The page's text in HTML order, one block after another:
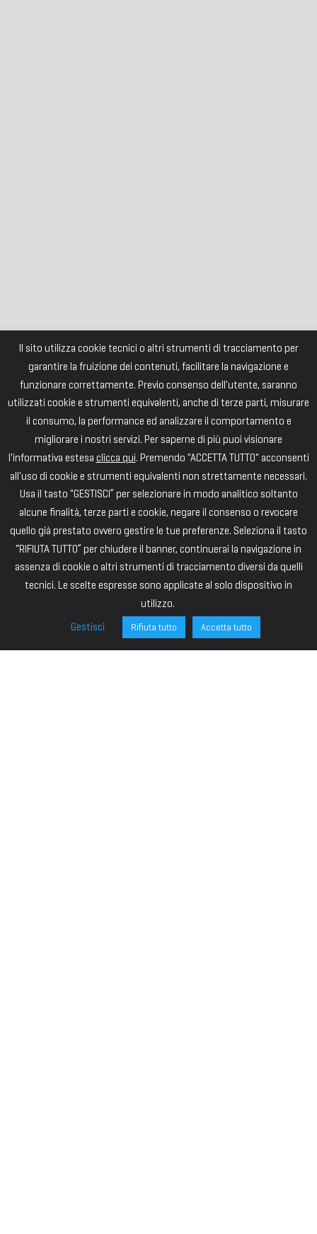
Il sito utilizza cookie tecnici o altri strumenti di tracciamento per
garantire la fruizione dei contenuti, facilitare la navigazione e
funzionare correttamente. Previo consenso dell'utente, saranno
utilizzati cookie e strumenti equivalenti, anche di terze parti, misurare
il consumo, la performance ed analizzare il comportamento e
migliorare i nostri servizi. Per saperne di più puoi visionare
l'informativa estesa clicca qui. Premendo "ACCETTA TUTTO" acconsenti
all'uso di cookie e strumenti equivalenti non strettamente necessari.
Usa il tasto "GESTISCI” per selezionare in modo analitico soltanto
alcune finalità, terze parti e cookie, negare il consenso o revocare
quello già prestato ovvero gestire le tue preferenze. Seleziona il tasto
“RIFIUTA TUTTO” per chiudere il banner, continuerai la navigazione in
assenza di cookie o altri strumenti di tracciamento diversi da quelli
tecnici. Le scelte espresse sono applicate al solo dispositivo in
utilizzo.
Gestisci
Rifiuta tutto Accetta tutto